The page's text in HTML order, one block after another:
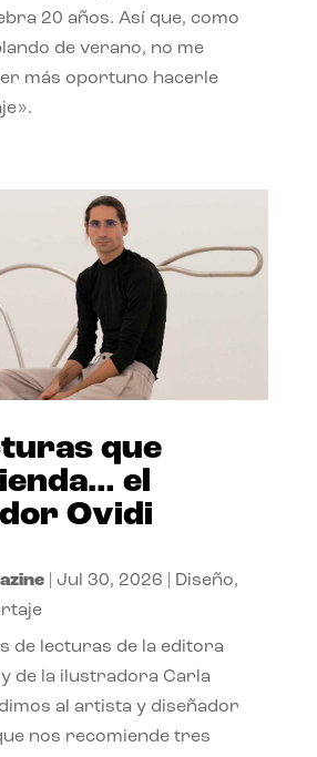
20 años. Así que, como
de verano, no me
más oportuno hacerle
que
el
Ovidi
| Jul 30, 2026 Diseño,
de lecturas de la editora
y de la ilustradora Carla
al artista y diseñador
nos recomiende tres